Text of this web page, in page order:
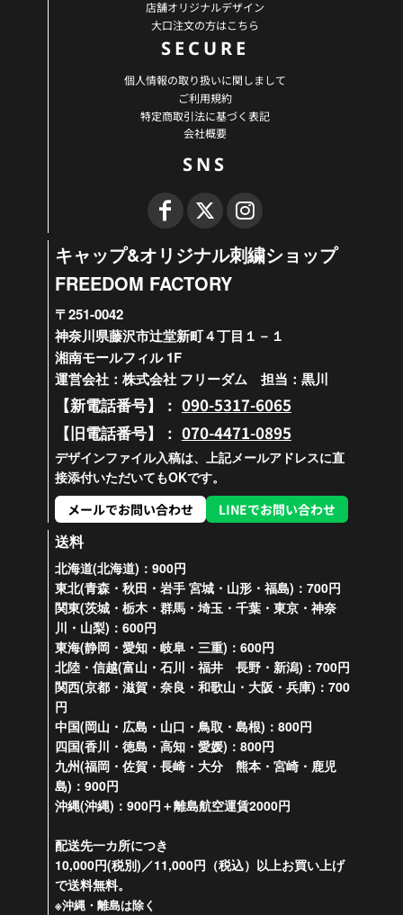
店舗オリジナルデザイン
大口注文の方はこちら
SECURE
個人情報の取り扱いに関しまして
ご利用規約
特定商取引法に基づく表記
会社概要
SNS
キャップ&オリジナル刺繍ショップ
FREEDOM FACTORY
〒251-0042
神奈川県藤沢市辻堂新町４丁目１－１
湘南モールフィル 1F
運営会社：株式会社 フリーダム 担当：黒川
【新電話番号】： 090-5317-6065
【旧電話番号】： 070-4471-0895
デザインファイル入稿は、上記メールアドレスに直
接添付いただいてもOKです。
メールでお問い合わせ
LINEでお問い合わせ
送料
北海道(北海道)：900円
東北(青森・秋田・岩手 宮城・山形・福島)：700円
関東(茨城・栃木・群馬・埼玉・千葉・東京・神奈
川・山梨)：600円
東海(静岡・愛知・岐阜・三重)：600円
北陸・信越(富山・石川・福井 長野・新潟)：700円
関西(京都・滋賀・奈良・和歌山・大阪・兵庫)：700
円
中国(岡山・広島・山口・鳥取・島根)：800円
四国(香川・徳島・高知・愛媛)：800円
九州(福岡・佐賀・長崎・大分 熊本・宮崎・鹿児
島)：900円
沖縄(沖縄)：900円＋離島航空運賃2000円
配送先一カ所につき
10,000円(税別)／11,000円（税込）以上お買い上げ
で送料無料。
※沖縄・離島は除く